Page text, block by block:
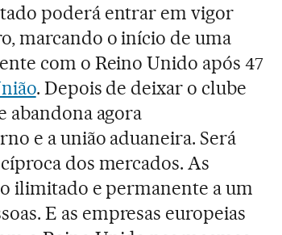
poderá entrar em vigor
marcando o início de uma
com o Reino Unido após 47
. Depois de deixar o clube
abandona agora
e a união aduaneira. Será
dos mercados. As
ilimitado e permanente a um
E as empresas europeias